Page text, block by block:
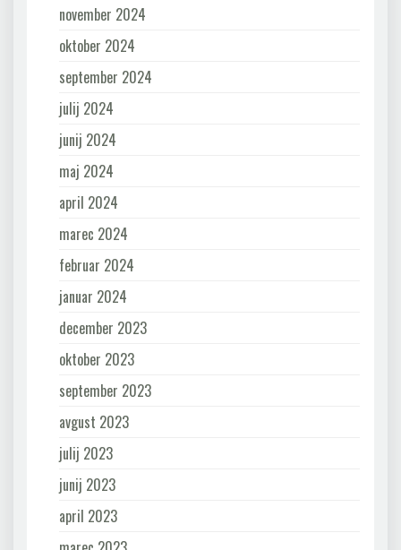
november 2024
oktober 2024
september 2024
julij 2024
junij 2024
maj 2024
april 2024
marec 2024
februar 2024
januar 2024
december 2023
oktober 2023
september 2023
avgust 2023
julij 2023
junij 2023
april 2023